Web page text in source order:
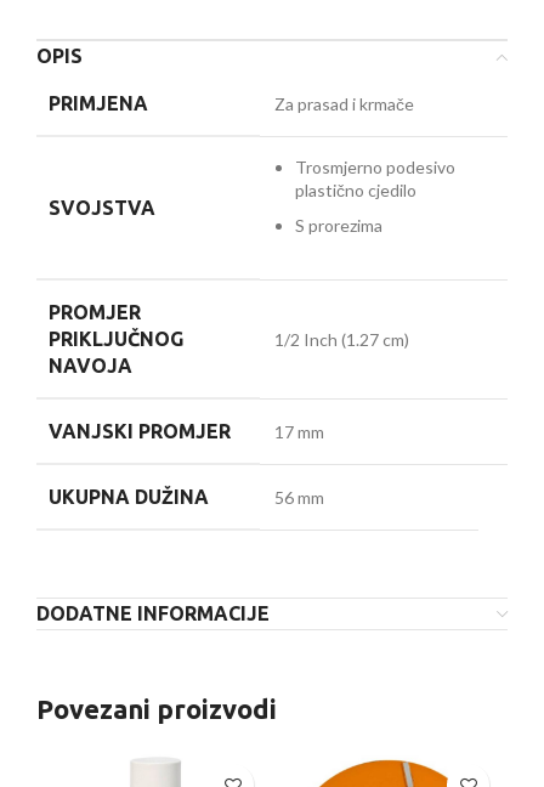
OPIS
PRIMJENA Za prasad i krmače
SVOJSTVA
Trosmjerno podesivo
plastično cjedilo
S prorezima
PROMJER
PRIKLJUČNOG
NAVOJA
1/2 Inch (1.27 cm)
VANJSKI PROMJER 17 mm
UKUPNA DUŽINA 56 mm
DODATNE INFORMACIJE
Povezani proizvodi